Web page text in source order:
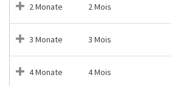
2 Monate 2 Mois
3 Monate 3 Mois
4 Monate 4 Mois